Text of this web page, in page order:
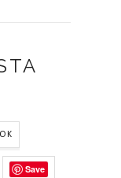
Save